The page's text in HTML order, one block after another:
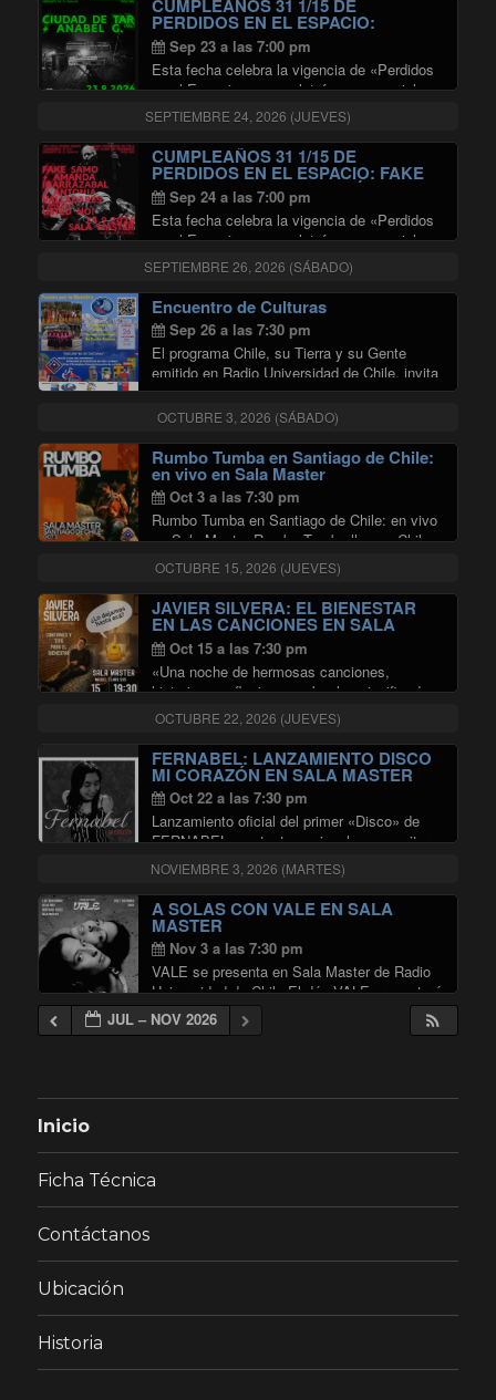
Continuar leyendo"CANTATA SANTA MARÍA DE
CUMPLEAÑOS 31 1/15 DE
PERDIDOS EN EL ESPACIO:
CIUDAD DE TAR + ANABEL G EN
SALA MASTER
Sep 23 a las 7:00 pm
Esta fecha celebra la vigencia de «Perdidos
en el Espacio» como plataforma esencial
para la difusión de nuevos lenguajes
musicales en Chile. El concierto propone un
encuentro transandino donde la propuesta de
indie rock de …Continuar leyendo"CUMPLEAÑOS
SEPTIEMBRE 24, 2026 (JUEVES)
CUMPLEAÑOS 31 1/15 DE
PERDIDOS EN EL ESPACIO: FAKE
SAMO + AMANDA IRARRÁZABAL +
ANTONIA VALLADARES +
APERTURA POR USTED NO! EN
SALA MASTER
Sep 24 a las 7:00 pm
Esta fecha celebra la vigencia de «Perdidos
en el Espacio» como plataforma esencial
para la difusión de nuevos lenguajes
musicales en Chile. El concierto propone un
encuentro sonoro con la participación del trío
de improvisación …Continuar leyendo
SEPTIEMBRE 26, 2026 (SÁBADO)
Encuentro de Culturas
Sep 26 a las 7:30 pm
El programa Chile, su Tierra y su Gente
emitido en Radio Universidad de Chile, invita
a ser parte del “Encuentro de Culturas”, un
contrapunto entre los cantos y danzas de
Chiloé y el canto campesino …
Continuar leyendo "Encuentro de Culturas"
OCTUBRE 3, 2026 (SÁBADO)
Rumbo Tumba en Santiago de Chile:
en vivo en Sala Master
Oct 3 a las 7:30 pm
Rumbo Tumba en Santiago de Chile: en vivo
en Sala Master Rumbo Tumba llega a Chile
en el marco de su Gira Mundial 2026 para
presentar por primera vez su último
disco Cordillera Latiendo, en lo …
Continuar leyendo"Rumbo Tumba en Santiago de
OCTUBRE 15, 2026 (JUEVES)
JAVIER SILVERA: EL BIENESTAR
EN LAS CANCIONES EN SALA
MASTER
Oct 15 a las 7:30 pm
«Una noche de hermosas canciones,
historias y reflexiones sobre los significados
de vivir Se pueden unir canciones y
psicología. Y esa unión es la que propone el
cantautor y psicólogo Javier Silvera. El
Bienestar en …Continuar leyendo"JAVIER
OCTUBRE 22, 2026 (JUEVES)
FERNABEL: LANZAMIENTO DISCO
MI CORAZÓN EN SALA MASTER
Oct 22 a las 7:30 pm
Lanzamiento oficial del primer «Disco» de
FERNABEL, cantante nacional, compositora,
y multiinstrumentista. Un viaje por
sentimientos y expresiones.
NOVIEMBRE 3, 2026 (MARTES)
A SOLAS CON VALE EN SALA
MASTER
Nov 3 a las 7:30 pm
VALE se presenta en Sala Master de Radio
Universidad de Chile El dúo VALE presentará
un concierto donde desplegará su formato
más íntimo y orgánico, en una propuesta que
JUL – NOV 2026
Inicio
Ficha Técnica
Contáctanos
Ubicación
Historia